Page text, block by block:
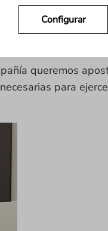
Configurar
desembarca
acogida será, al
queremos
para